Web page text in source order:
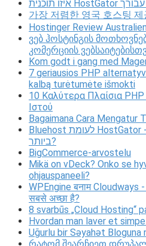
가장 저렴한 영국 호스팅
Hostinger Review
ვებ ჰოსტინგის
კომერციის
Kom godt i gang med
7 geriausios PHP
kalbą turėtumėte išmokti
10 Καλύτερα Πλαίσια
Ιστού
Bagaimana Cara Mengatur
Bluehost לעומת HostGator - איזה אירוח אתרים הוא הטוב
ביותר?
BigCommerce-arvostelu
Mikä on vDeck? Onko se
ohjauspaneeli?
WPEngine बनाम Cloudways -
सबसे अच्छा है?
8 svarbūs „Cloud Hosting“
Hvordan man laver et
Uğurlu bir Səyahət Bloguna